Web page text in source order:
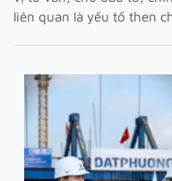
liên quan là yếu tố then